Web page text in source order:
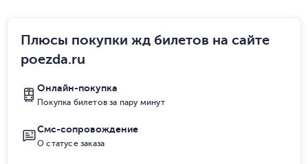
Плюсы покупки жд билетов на сайте
poezda.ru
Онлайн-покупка
Покупка билетов за пару минут
Смс-сопровождение
О статусе заказа